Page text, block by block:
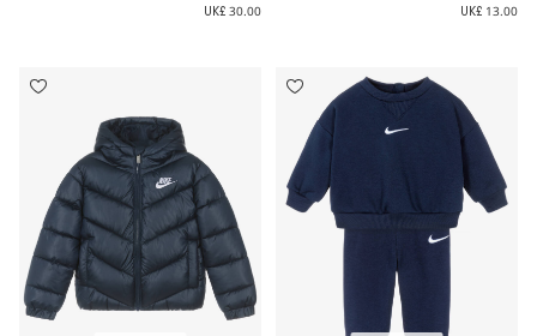
UK£ 13.00
UK£ 30.00